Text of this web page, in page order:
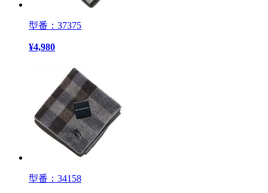
型番：37375
¥4,980
型番：34158